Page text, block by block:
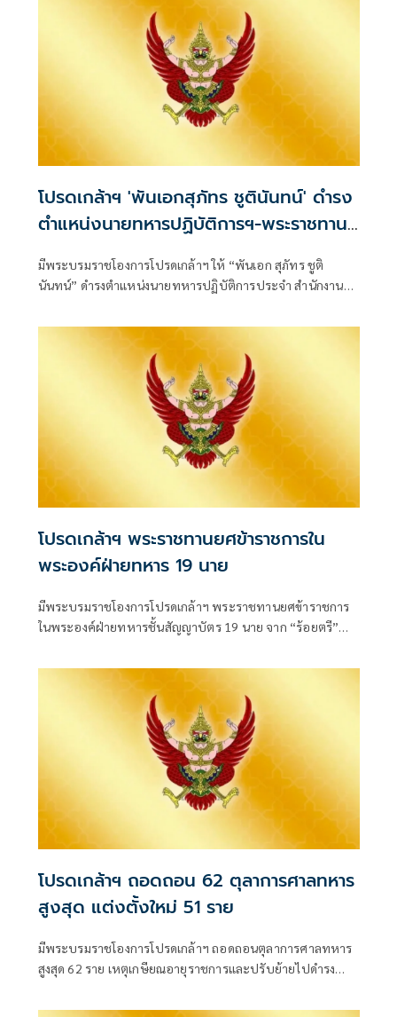
โปรดเกล้าฯ 'พันเอกสุภัทร ชูตินันทน์' ดำรง
ตำแหน่งนายทหารปฏิบัติการฯ-พระราชทาน
มีพระบรมราชโองการโปรดเกล้าฯ ให้ “พันเอก สุภัทร ชูติ
นันทน์” ดำรงตำแหน่งนายทหารปฏิบัติการประจำ สำนักงาน
โปรดเกล้าฯ พระราชทานยศข้าราชการใน
พระองค์ฝ่ายทหาร 19 นาย
มีพระบรมราชโองการโปรดเกล้าฯ พระราชทานยศข้าราชการ
ในพระองค์ฝ่ายทหารชั้นสัญญาบัตร 19 นาย จาก “ร้อยตรี”
โปรดเกล้าฯ ถอดถอน 62 ตุลาการศาลทหาร
สูงสุด แต่งตั้งใหม่ 51 ราย
มีพระบรมราชโองการโปรดเกล้าฯ ถอดถอนตุลาการศาลทหาร
สูงสุด 62 ราย เหตุเกษียณอายุราชการและปรับย้ายไปดำรง
แทน 51 ราย